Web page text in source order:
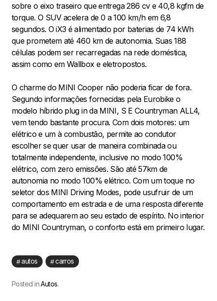
sobre o eixo traseiro que entrega 286 cv e 40,8 kgfm de
torque. O SUV acelera de 0 a 100 km/h em 6,8
segundos. O iX3 é alimentado por baterias de 74 kWh
que prometem até 460 km de autonomia. Suas 188
células podem ser recarregadas na rede doméstica,
assim como em Wallbox e eletropostos.
O charme do MINI Cooper não poderia ficar de fora.
Segundo informações fornecidas pela Eurobike o
modelo híbrido plug in da MINI, S E Countryman ALL4,
vem tendo bastante procura. Com dois motores: um
elétrico e um à combustão, permite ao condutor
escolher se quer usar de maneira combinada ou
totalmente independente, inclusive no modo 100%
elétrico, com zero emissões. São até 57km de
autonomia no modo 100% elétrico. Com um toque no
seletor dos MINI Driving Modes, pode usufruir de um
comportamento em estrada e de uma resposta diferente
para se adequarem ao seu estado de espírito. No interior
do MINI Countryman, o conforto está em primeiro lugar.
autos carros
Posted inAutos.